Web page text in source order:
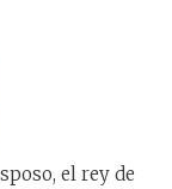
el rey de